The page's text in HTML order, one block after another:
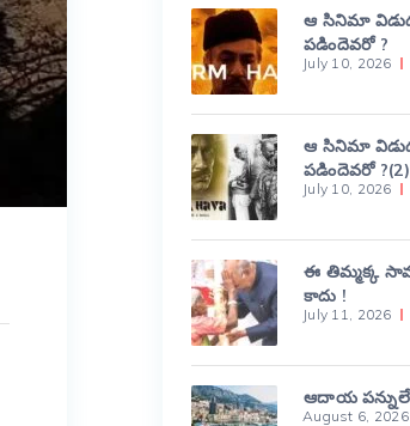
ఆ సినిమా
పడిందెవరో ?
July 10, 2026
ఆ సినిమా
పడిందెవరో ?(2)
July 10, 2026
ఈ తిమ్మక్క
కాదు !
July 11, 2026
ఆదాయ
August 6, 2026